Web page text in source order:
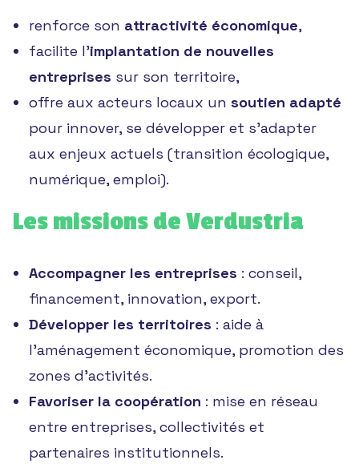
renforce son attractivité économique,
facilite l’implantation de nouvelles
entreprises sur son territoire,
offre aux acteurs locaux un soutien adapté
pour innover, se développer et s’adapter
aux enjeux actuels (transition écologique,
numérique, emploi).
Les missions de Verdustria
Accompagner les entreprises : conseil,
financement, innovation, export.
Développer les territoires : aide à
l’aménagement économique, promotion des
zones d’activités.
Favoriser la coopération : mise en réseau
entre entreprises, collectivités et
partenaires institutionnels.